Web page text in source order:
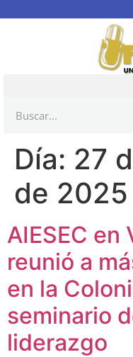
Día: 27
de 2025
AIESEC en
reunió a
en la
seminario
liderazgo